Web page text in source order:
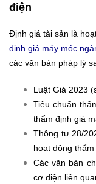
điện
Định giá tài sản là
định giá máy móc
các văn bản pháp lý
Luật Giá 2023
Tiêu chuẩn
thẩm định giá
Thông tư 28/
hoạt động
Các văn bản
cơ điện liên